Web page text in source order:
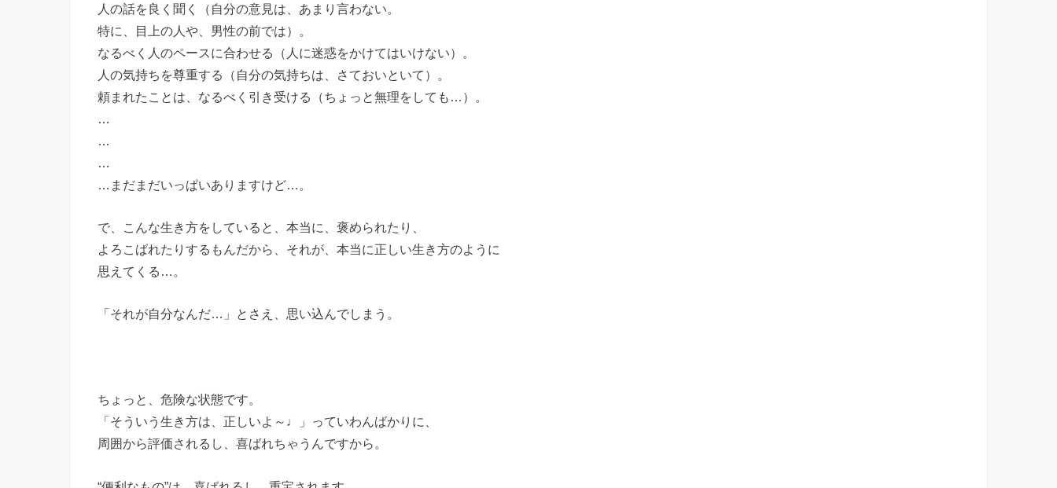
人の話を良く聞く（自分の意見は、あまり言わない。
特に、目上の人や、男性の前では）。
なるべく人のペースに合わせる（人に迷惑をかけてはいけない）。
人の気持ちを尊重する（自分の気持ちは、さておいといて）。
頼まれたことは、なるべく引き受ける（ちょっと無理をしても…）。
…
…
…
…まだまだいっぱいありますけど…。
で、こんな生き方をしていると、本当に、褒められたり、
よろこばれたりするもんだから、それが、本当に正しい生き方のように
思えてくる…。
「それが自分なんだ…」とさえ、思い込んでしまう。
ちょっと、危険な状態です。
「そういう生き方は、正しいよ～♩」っていわんばかりに、
周囲から評価されるし、喜ばれちゃうんですから。